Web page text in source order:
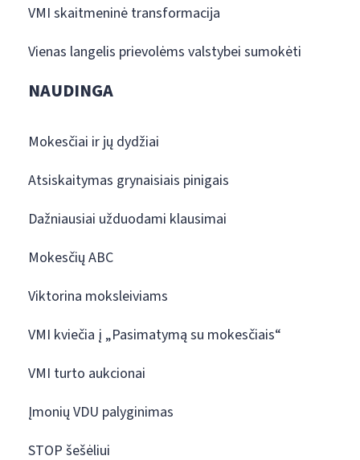
VMI skaitmeninė transformacija
Vienas langelis prievolėms valstybei sumokėti
NAUDINGA
Mokesčiai ir jų dydžiai
Atsiskaitymas grynaisiais pinigais
Dažniausiai užduodami klausimai
Mokesčių ABC
Viktorina moksleiviams
VMI kviečia į „Pasimatymą su mokesčiais“
VMI turto aukcionai
Įmonių VDU palyginimas
STOP šešėliui